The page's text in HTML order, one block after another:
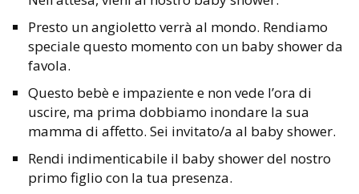
Presto un angioletto verrà al mondo. Rendiamo
speciale questo momento con un baby shower da
favola.
Questo bebè e impaziente e non vede l’ora di
uscire, ma prima dobbiamo inondare la sua
mamma di affetto. Sei invitato/a al baby shower.
Rendi indimenticabile il baby shower del nostro
primo figlio con la tua presenza.